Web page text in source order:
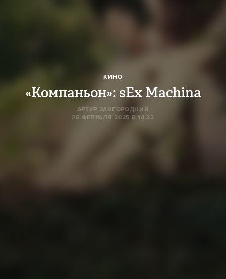
КИНО
«Компаньон»: sEx Machina
АРТУР ЗАВГОРОДНИЙ
25 ФЕВРАЛЯ 2025 В 14:33